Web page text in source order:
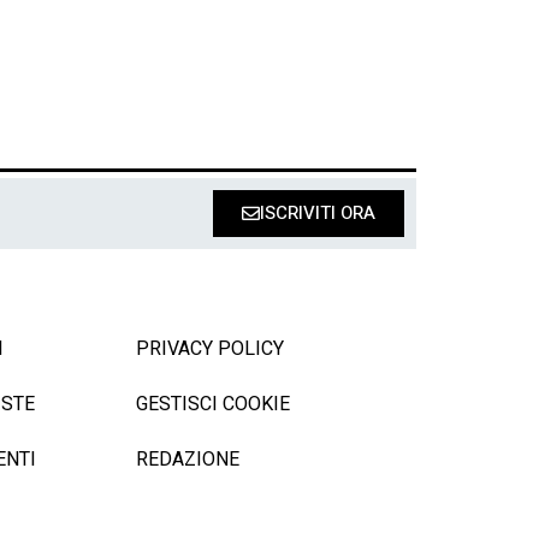
ISCRIVITI ORA
PRIVACY POLICY
GESTISCI COOKIE
REDAZIONE